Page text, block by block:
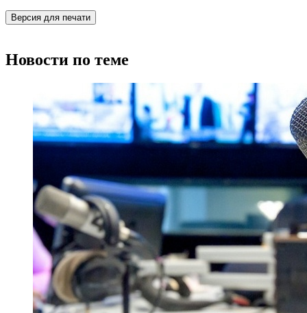
Версия для печати
Новости по теме